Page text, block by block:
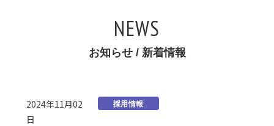
NEWS
お知らせ / 新着情報
2024年11月02
日
採用情報